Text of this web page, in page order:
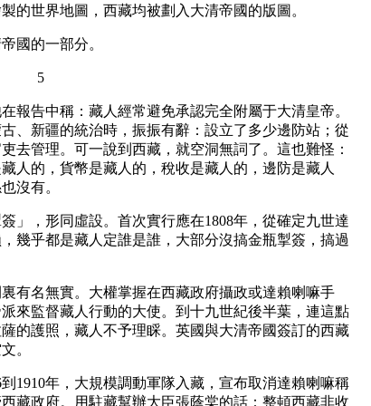
的世界地圖，西藏均被劃入大清帝國的版圖。
國的一部分。
5
報告中稱：藏人經常避免承認完全附屬于大清皇帝。
、新疆的統治時，振振有辭：設立了多少邊防站；從
去管理。可一說到西藏，就空洞無詞了。這也難怪：
人的，貨幣是藏人的，稅收是藏人的，邊防是藏人
沒有。
」，形同虛設。首次實行應在1808年，從確定九世達
幾乎都是藏人定誰是誰，大部分沒搞金瓶掣簽，搞過
有名無實。大權掌握在西藏政府攝政或達賴喇嘛手
來監督藏人行動的大使。到十九世紀後半葉，連這點
的護照，藏人不予理睬。英國與大清帝國簽訂的西藏
。
1910年，大規模調動軍隊入藏，宣布取消達賴喇嘛稱
藏政府。用駐藏幫辦大臣張蔭棠的話：整頓西藏非收